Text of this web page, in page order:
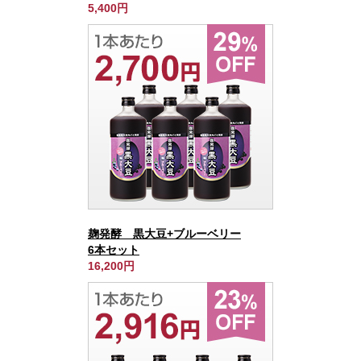
5,400円
麹発酵 黒大豆+ブルーベリー
6本セット
16,200円